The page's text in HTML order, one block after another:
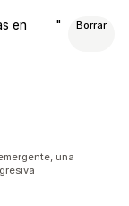
en
Borrar
una